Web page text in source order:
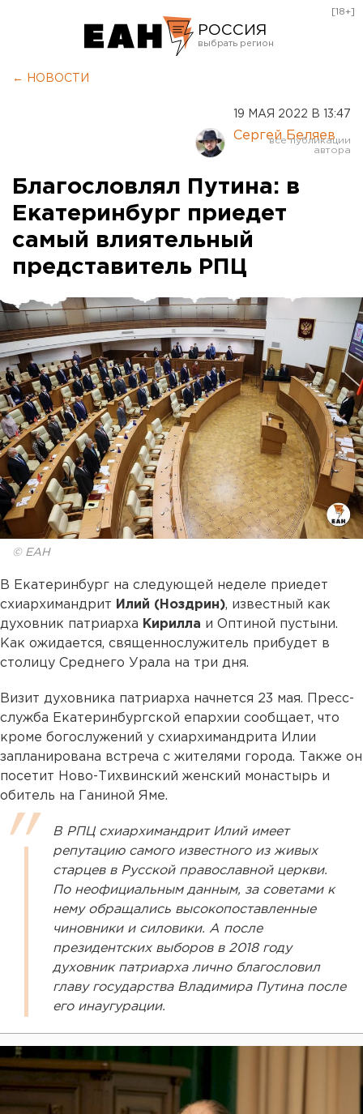
РОССИЯ
Курган
Оренбург
[18+]
← НОВОСТИ
19 МАЯ 2022 В 13:47
Сергей Беляев
Благословлял Путина: в
Екатеринбург приедет
самый влиятельный
представитель РПЦ
© ЕАН
В Екатеринбург на следующей неделе приедет
схиархимандрит Илий (Ноздрин), известный как
духовник патриарха Кирилла и Оптиной пустыни.
Как ожидается, священнослужитель прибудет в
столицу Среднего Урала на три дня.
Визит духовника патриарха начнется 23 мая. Пресс-
служба Екатеринбургской епархии сообщает, что
кроме богослужений у схиархимандрита Илии
запланирована встреча с жителями города. Также он
посетит Ново-Тихвинский женский монастырь и
обитель на Ганиной Яме.
В РПЦ схиархимандрит Илий имеет
репутацию самого известного из живых
старцев в Русской православной церкви.
По неофициальным данным, за советами к
нему обращались высокопоставленные
чиновники и силовики. А после
президентских выборов в 2018 году
духовник патриарха лично благословил
главу государства Владимира Путина после
его инаугурации.